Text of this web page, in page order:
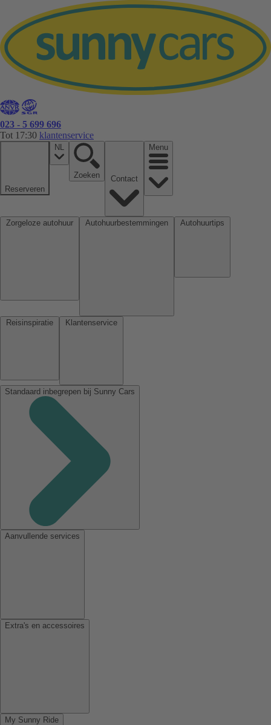
023 - 5 699 696
Tot 17:30 klantenservice
Reserveren
NL
Zoeken
Menu
Standaard inbegrepen bij Sunny Cars
Aanvullende services
Extra's en accessoires
My Sunny Ride